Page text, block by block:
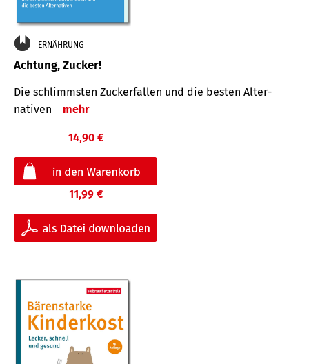
ERNÄHRUNG
Achtung, Zucker!
Die schlimmsten Zucker­fallen und die besten Alter­
nativen
mehr
14,90 €
11,99 €